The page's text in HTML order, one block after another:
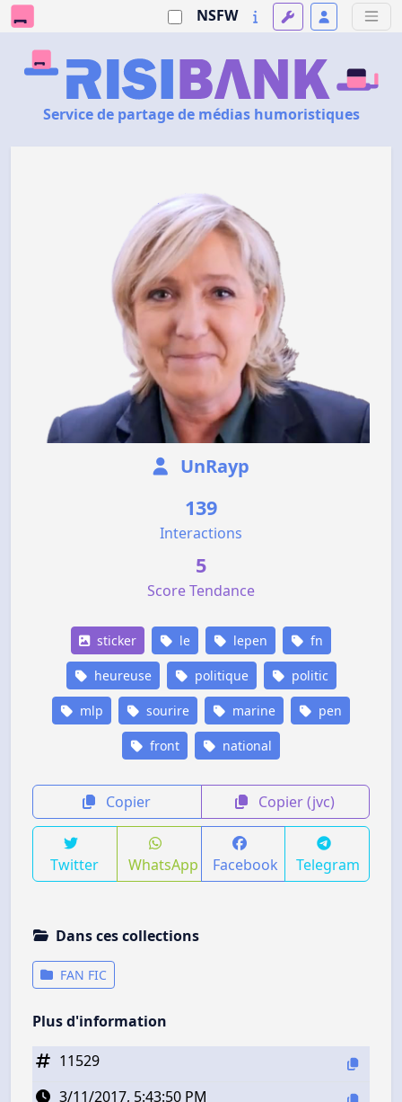
NSFW
Service de partage de médias humoristiques
UnRayp
139
Interactions
5
Score Tendance
sticker le lepen fn
heureuse politique politic
mlp sourire marine pen
front national
Copier Copier (jvc)
Twitter WhatsApp Facebook Telegram
Dans ces collections
FAN FIC
Plus d'information
11529
3/11/2017, 5:43:50 PM